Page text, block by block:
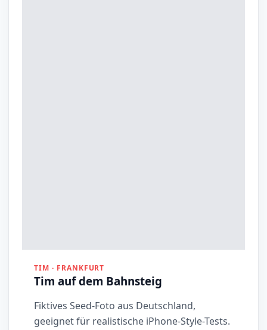
TIM · FRANKFURT
Tim auf dem Bahnsteig
Fiktives Seed-Foto aus Deutschland,
geeignet für realistische iPhone-Style-Tests.